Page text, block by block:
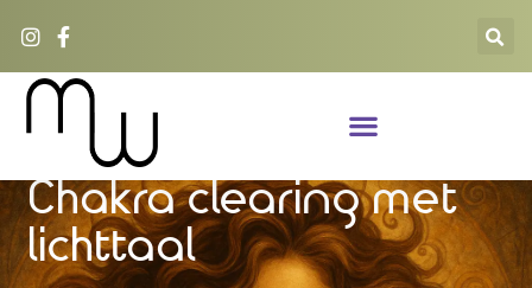
Chakra clearing met
lichttaal